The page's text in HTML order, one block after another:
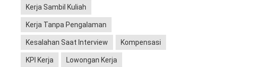
Kerja Sambil Kuliah
Kerja Tanpa Pengalaman
Kesalahan Saat Interview Kompensasi
KPI Kerja Lowongan Kerja